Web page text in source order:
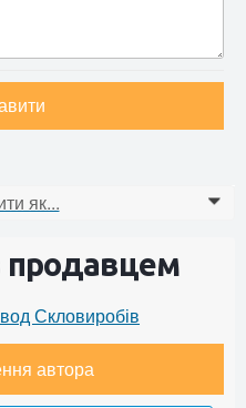
як... 0
продавцем
Скловиробів
автора